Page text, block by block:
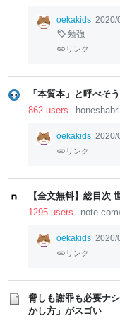
oekakids 2020/
勉強
リンク
「本質本」と呼べそ
862 users
oekakids 2020/
リンク
【全文無料】総目次
1295 users
oekakids 2020/
リンク
脅しも謝罪も必要ナ
かし方」がスゴい